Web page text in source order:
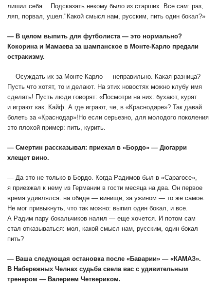
лишил себя… Подсказать некому было из старших. Все сам: раз,
ляп, порвал, ушел."Какой смысл нам, русским, пить один бокал?»
— В целом выпить для футболиста — это нормально?
Кокорина и Мамаева за шампанское в Монте-Карло предали
остракизму.
— Осуждать их за Монте-Карло — неправильно. Какая разница?
Пусть что хотят, то и делают. На этих новостях можно клубу имя
сделать! Пусть люди говорят: «Посмотри на них: бухают, курят
и играют как. Кайф. А где играют, че, в «Краснодаре»? Так давай
болеть за «Краснодар»!Но если серьезно, для молодого поколения
это плохой пример: пить, курить.
— Смертин рассказывал: приехал в «Бордо» — Дюгарри
хлещет вино.
— Да это не только в Бордо. Когда Радимов был в «Сарагосе»,
я приезжал к нему из Германии в гости месяца на два. Он первое
время удивлялся: на обеде — винище, за ужином — то же самое.
Не мог привыкнуть, что так можно: выпил один бокал, и все.
А Радим пару бокальчиков налил — еще хочется. И потом сам
стал отказываться: мол, какой смысл нам, русским, один бокал
пить?
— Ваша следующая остановка после «Баварии» — «КАМАЗ».
В Набережных Челнах судьба свела вас с удивительным
тренером — Валерием Четвериком.